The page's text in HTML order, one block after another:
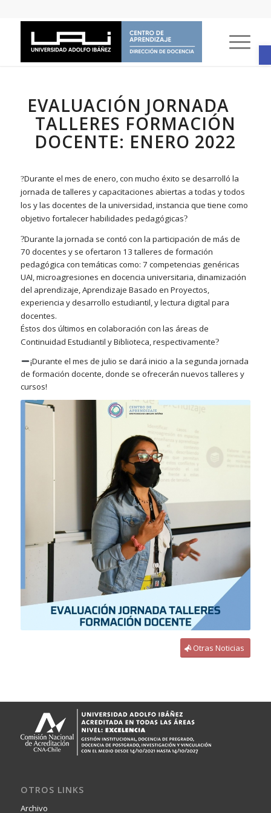
EVALUACIÓN JORNADA
TALLERES FORMACIÓN
DOCENTE: ENERO 2022
?Durante el mes de enero, con mucho éxito se desarrolló la
jornada de talleres y capacitaciones abiertas a todas y todos
los y las docentes de la universidad, instancia que tiene como
objetivo fortalecer habilidades pedagógicas?
?Durante la jornada se contó con la participación de más de
70 docentes y se ofertaron 13 talleres de formación
pedagógica con temáticas como: 7 competencias genéricas
UAI, microagresiones en docencia universitaria, dinamización
del aprendizaje, Aprendizaje Basado en Proyectos,
experiencia y desarrollo estudiantil, y lectura digital para
docentes.
Éstos dos últimos en colaboración con las áreas de
Continuidad Estudiantil y Biblioteca, respectivamente?
¡Durante el mes de julio se dará inicio a la segunda jornada
de formación docente, donde se ofrecerán nuevos talleres y
cursos!
Otras Noticias
OTROS LINKS
Archivo